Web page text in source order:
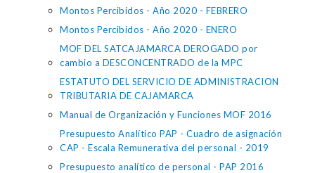
Montos Percibidos - Año 2020 - FEBRERO
Montos Percibidos - Año 2020 - ENERO
MOF DEL SATCAJAMARCA DEROGADO por
cambio a DESCONCENTRADO de la MPC
ESTATUTO DEL SERVICIO DE ADMINISTRACION
TRIBUTARIA DE CAJAMARCA
Manual de Organización y Funciones MOF 2016
Presupuesto Analítico PAP - Cuadro de asignación
CAP - Escala Remunerativa del personal - 2019
Presupuesto analítico de personal - PAP 2016